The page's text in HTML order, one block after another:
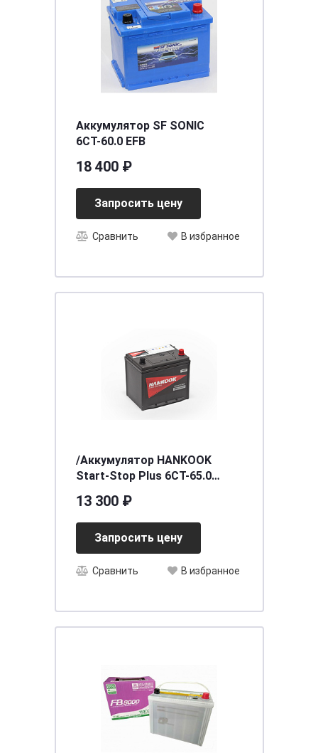
Аккумулятор SF SONIC
6СТ-60.0 EFB
18 400 ₽
Запросить цену
Сравнить В избранное
/Аккумулятор HANKOOK
Start-Stop Plus 6CT-65.0
13 300 ₽
Запросить цену
Сравнить В избранное